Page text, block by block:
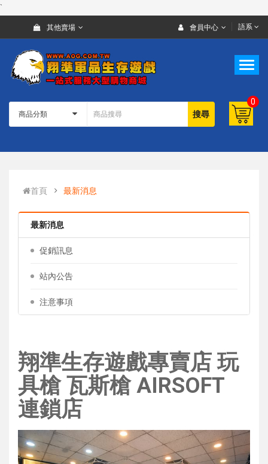
`
其他賣場 會員中心 語系
搜尋
0
首頁 最新消息
最新消息
促銷訊息
站內公告
注意事項
翔準生存遊戲專賣店 玩
具槍 瓦斯槍 AIRSOFT
連鎖店